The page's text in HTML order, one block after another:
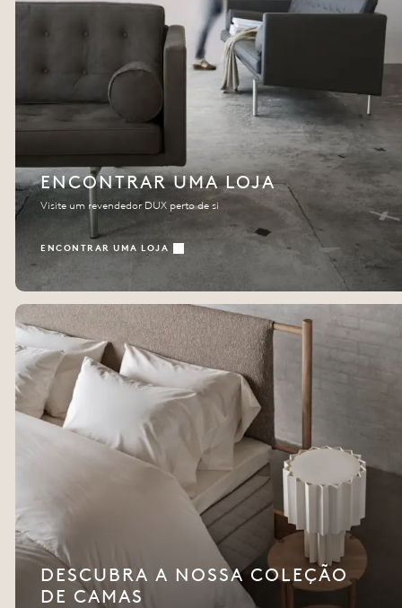
ENCONTRAR UMA LOJA
Visite um revendedor DUX perto de si
ENCONTRAR UMA LOJA
DESCUBRA A NOSSA COLEÇÃO
DE CAMAS